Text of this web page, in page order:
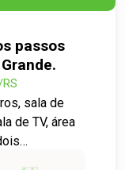
passos
sala de
de TV, área